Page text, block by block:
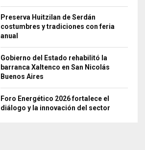
Preserva Huitzilan de Serdán
costumbres y tradiciones con feria
anual
Gobierno del Estado rehabilitó la
barranca Xaltenco en San Nicolás
Buenos Aires
Foro Energético 2026 fortalece el
diálogo y la innovación del sector